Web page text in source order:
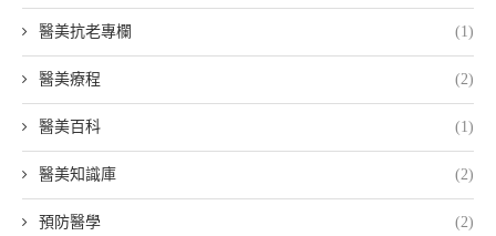
醫美抗老專欄 (1)
醫美療程 (2)
醫美百科 (1)
醫美知識庫 (2)
預防醫學 (2)